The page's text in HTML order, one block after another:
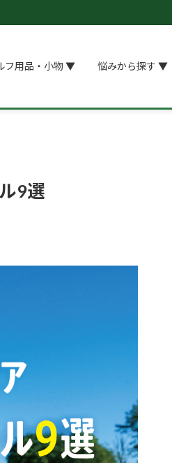
フ用品・小物 ▼ 悩みから探す ▼
9選